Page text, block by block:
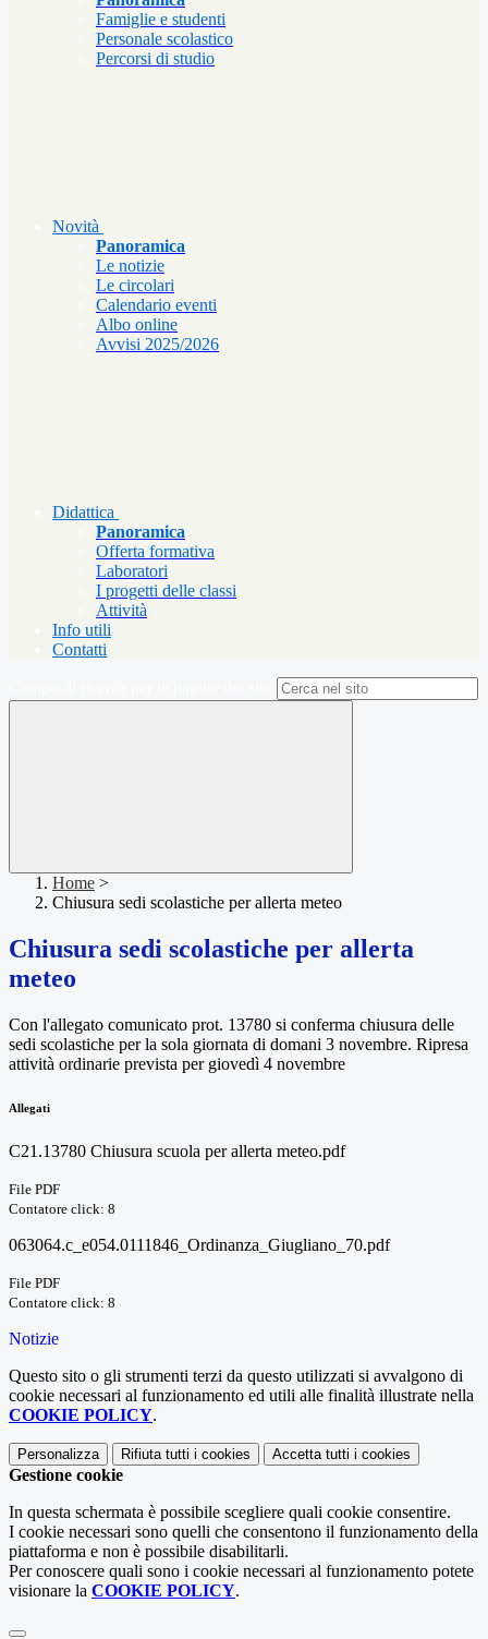
Famiglie e studenti
Personale scolastico
Percorsi di studio
Novità
Panoramica
Le notizie
Le circolari
Calendario eventi
Albo online
Avvisi 2025/2026
Didattica
Panoramica
Offerta formativa
Laboratori
I progetti delle classi
Attività
Info utili
Contatti
Home >
Chiusura sedi scolastiche per allerta meteo
Chiusura sedi scolastiche per allerta
meteo
Con l'allegato comunicato prot. 13780 si conferma chiusura delle
sedi scolastiche per la sola giornata di domani 3 novembre. Ripresa
attività ordinarie prevista per giovedì 4 novembre
Allegati
C21.13780 Chiusura scuola per allerta meteo.pdf
File PDF
Contatore click: 8
063064.c_e054.0111846_Ordinanza_Giugliano_70.pdf
File PDF
Contatore click: 8
Notizie
Questo sito o gli strumenti terzi da questo utilizzati si avvalgono di
cookie necessari al funzionamento ed utili alle finalità illustrate nella
COOKIE POLICY.
Personalizza Rifiuta tutti i cookies Accetta tutti i cookies
Gestione cookie
In questa schermata è possibile scegliere quali cookie consentire.
I cookie necessari sono quelli che consentono il funzionamento della
piattaforma e non è possibile disabilitarli.
Per conoscere quali sono i cookie necessari al funzionamento potete
visionare la COOKIE POLICY.